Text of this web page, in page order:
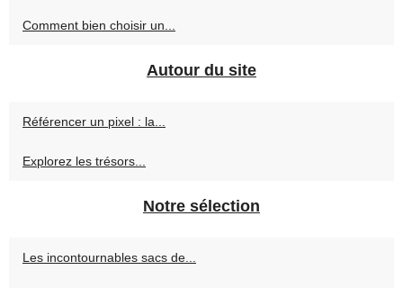
Comment bien choisir un...
Autour du site
Référencer un pixel : la...
Explorez les trésors...
Notre sélection
Les incontournables sacs de...